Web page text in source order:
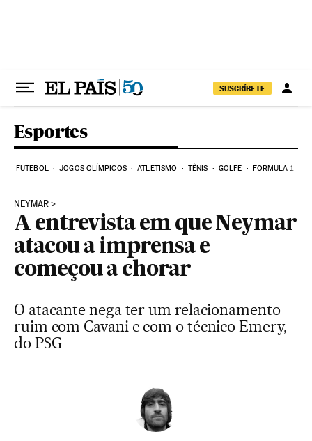
SUSCRÍBETE
Esportes
FUTEBOL JOGOS OLÍMPICOS ATLETISMO TÊNIS GOLFE FORMULA 1
NEYMAR
A entrevista em que Neymar
atacou a imprensa e
começou a chorar
O atacante nega ter um relacionamento
ruim com Cavani e com o técnico Emery,
do PSG